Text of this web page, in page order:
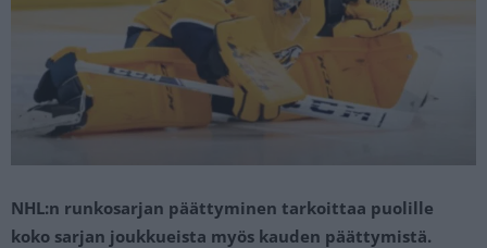
NHL:n runkosarjan päättyminen tarkoittaa puolille
koko sarjan joukkueista myös kauden päättymistä.